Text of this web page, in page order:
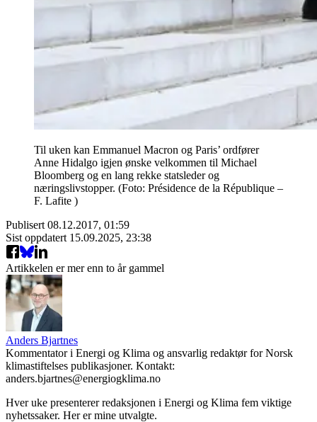
Til uken kan Emmanuel Macron og Paris’ ordfører
Anne Hidalgo igjen ønske velkommen til Michael
Bloomberg og en lang rekke statsleder og
næringslivstopper. (Foto: Présidence de la République –
F. Lafite )
Publisert 08.12.2017, 01:59
Sist oppdatert 15.09.2025, 23:38
Artikkelen er mer enn to år gammel
Anders Bjartnes
Kommentator i Energi og Klima og ansvarlig redaktør for Norsk
klimastiftelses publikasjoner. Kontakt:
anders.bjartnes@energiogklima.no
Hver uke presenterer redaksjonen i Energi og Klima fem viktige
nyhetssaker. Her er mine utvalgte.